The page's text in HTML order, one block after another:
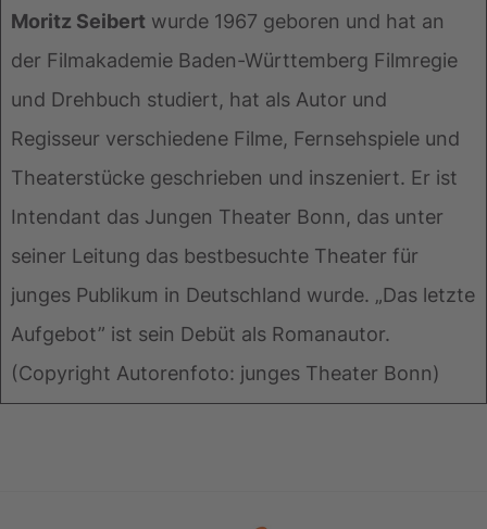
Moritz Seibert wurde 1967 geboren und hat an
der Filmakademie Baden-Württemberg Filmregie
und Drehbuch studiert, hat als Autor und
Regisseur verschiedene Filme, Fernsehspiele und
Theaterstücke geschrieben und inszeniert. Er ist
Intendant das Jungen Theater Bonn, das unter
seiner Leitung das bestbesuchte Theater für
junges Publikum in Deutschland wurde. „Das letzte
Aufgebot” ist sein Debüt als Romanautor.
(Copyright Autorenfoto: junges Theater Bonn)